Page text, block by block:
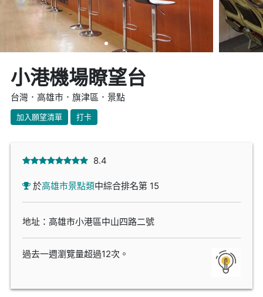
小港機場瞭望台
台灣．高雄市．旗津區．景點
加入願望清單 打卡
8.4
於高雄市景點類中綜合排名第 15
地址：高雄市小港區中山四路二號
過去一週瀏覽量超過12次。